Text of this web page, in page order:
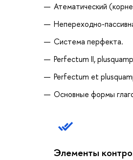
Атематический
Непереходно-
Система перфекта.
Perfectum II,
Perfectum et
Основные формы
Элементы